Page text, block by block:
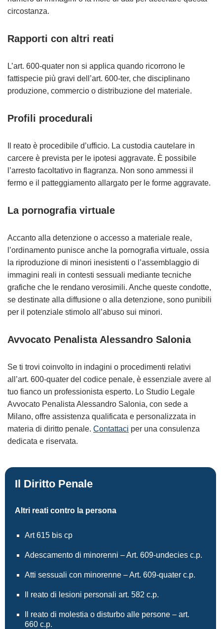
circostanza.
Rapporti con altri reati
L’art. 600-quater non si applica quando ricorrono le
fattispecie più gravi dell’art. 600-ter, che disciplinano
produzione, commercio o distribuzione del materiale.
Profili procedurali
Il reato è procedibile d’ufficio. La custodia cautelare in
carcere è prevista per le ipotesi aggravate. È possibile
l’arresto facoltativo in flagranza. Non sono ammessi il
fermo e il patteggiamento allargato per le forme aggravate.
La pornografia virtuale
Accanto alla detenzione o accesso a materiale reale,
l’ordinamento punisce anche la pornografia virtuale, ossia
la riproduzione di minori inesistenti o l’assemblaggio di
immagini reali in contesti sessuali mediante tecniche
grafiche che le rendano verosimili. Anche queste condotte,
se destinate alla diffusione o alla detenzione, sono punibili
per il potenziale stimolo all’abuso sui minori.
Avvocato Penalista Alessandro Salonia
Se ti trovi coinvolto in indagini o procedimenti relativi
all’art. 600-quater del codice penale, è essenziale avere al
tuo fianco un professionista esperto. Lo Studio Legale
Avvocato Penalista Alessandro Salonia, con sede a
Milano, offre assistenza qualificata e personalizzata in
materia di diritto penale. Contattaci per una consulenza
dedicata e riservata.
Il Diritto Penale
Altri reati contro la persona
Art 615 bis cp
Adescamento di minorenni – Art. 609-undecies c.p.
Atti sessuali con minorenne – Art. 609-quater c.p.
Il reato di lesioni personali art. 582 c.p.
Il reato di molestia o disturbo alle persone – art.
660 c.p.